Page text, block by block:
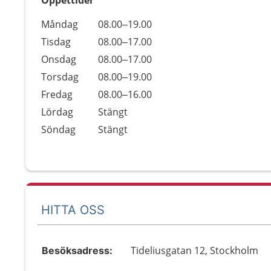
Dag
Öppettider
Kommentarer
Måndag
08.00–19.00
Tisdag
08.00–17.00
Onsdag
08.00–17.00
Torsdag
08.00–19.00
Fredag
08.00–16.00
Lördag
Stängt
Söndag
Stängt
HITTA OSS
Besöksadress: Tideliusgatan 12, Stockholm